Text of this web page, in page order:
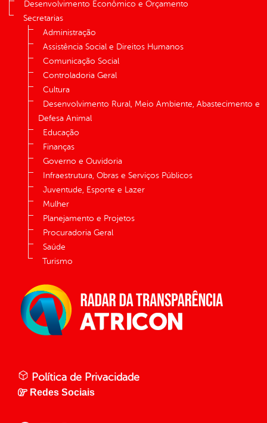
Desenvolvimento Econômico e Orçamento
Secretarias
Administração
Assistência Social e Direitos Humanos
Comunicação Social
Controladoria Geral
Cultura
Desenvolvimento Rural, Meio Ambiente, Abastecimento e
Defesa Animal
Educação
Finanças
Governo e Ouvidoria
Infraestrutura, Obras e Serviços Públicos
Juventude, Esporte e Lazer
Mulher
Planejamento e Projetos
Procuradoria Geral
Saúde
Turismo
Política de Privacidade
Redes Sociais